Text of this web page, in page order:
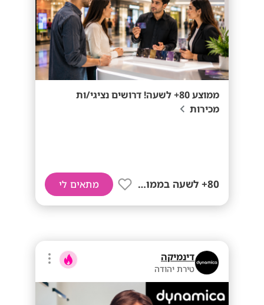
ממוצע 80+ לשעה! דרושים נציגי/ות
מכירות
80+ לשעה בממוצע מתאים לי
דינמיקה
טירת יהודה